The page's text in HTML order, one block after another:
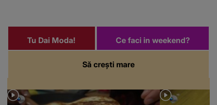
VIDEORețeta zilei - tortilla cu pui.
VIDEO